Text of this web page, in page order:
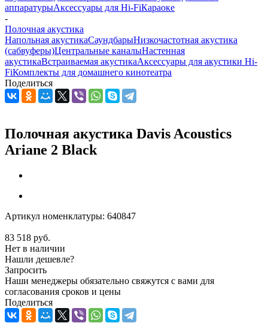
аппаратурыАксессуары для Hi-FiКараоке
-
Полочная акустика
Напольная акустикаСаундбарыНизкочастотная акустика
(сабвуферы)Центральные каналыНастенная
акустикаВстраиваемая акустикаАксессуары для акустики Hi-
FiКомплекты для домашнего кинотеатра
Поделиться
Полочная акустика Davis Acoustics
Ariane 2 Black
Артикул номенклатуры: 640847
83 518 руб.
Нет в наличии
Нашли дешевле?
Запросить
Наши менеджеры обязательно свяжутся с вами для
согласования сроков и цены
Поделиться